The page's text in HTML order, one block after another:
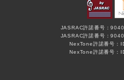
JASRAC許諾番号：
JASRAC許諾番号：
NexTone許諾番号：
NexTone許諾番号：